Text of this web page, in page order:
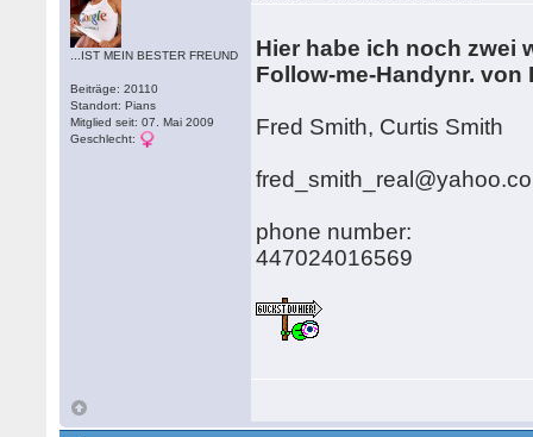
...IST MEIN BESTER FREUND
Beiträge: 20110
Standort: Pians
Mitglied seit: 07. Mai 2009
Geschlecht:
Hier habe ich noch zwei
Follow-me-Handynr. von
Fred Smith, Curtis Smith
phone number:
447024016569